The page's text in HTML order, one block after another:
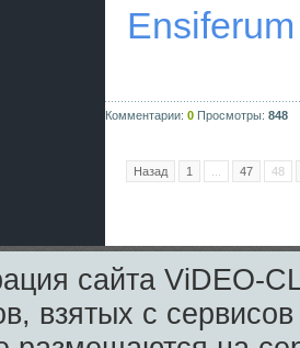
Комментарии: 0 Просмотры: 848
Назад 1 47 48
сайта ViDEO-
взятых с